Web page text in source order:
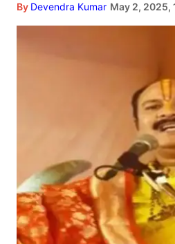
By Devendra Kumar May 2, 2025,